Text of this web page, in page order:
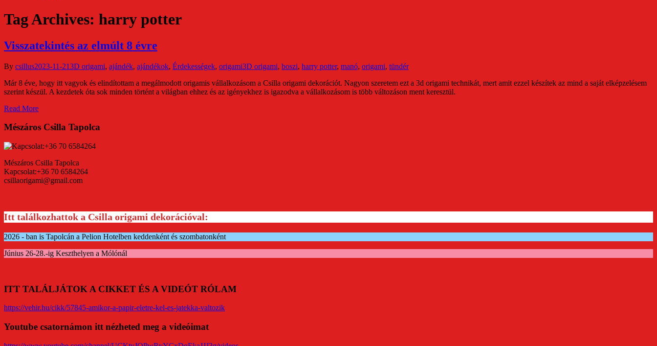
Tag Archives: harry potter
Visszatekintés az elmúlt 8 évre
By csillus2023-11-213D origami, ajándék, ajándékok, Érdekességek, origami3D origami, boszi, harry potter, manó, origami, tündér
Már 8 éve, hogy itt vagyok és elindítottam a megálmodott origamis vállalkozásom a Csilla origami dekorációt. Nagyon szeretem ezt a 3d origami technikát, mert amit ezzel készítek az mind a saját elképzelésem
szerint készül. A kezdetek óta sok minden történt a világban ehhez és az igényekhez is igazodva a vállalkozásom is több változáson ment keresztül.
Read More
Mészáros Csilla Tapolca
Mészáros Csilla Tapolca
Kapcsolat:+36 70 6584264
csillaorigami@gmail.com
Itt találkozhattok a Csilla origami dekorációval:
2026 - ban is Tapolcán a Pelion Hotelben keddenként és szombatonként
Június 26-28.-ig Keszthelyen a Mólónál
ITT TALÁLJÁTOK A CIKKET ÉS A VIDEÓT RÓLAM
https://vehir.hu/cikk/57845-amikor-a-papir-eletre-kel-es-jatekka-valtozik
Youtube csatornámon itt nézheted meg a videóimat